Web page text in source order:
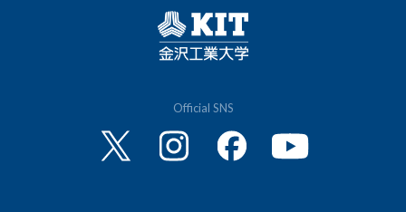
Official SNS